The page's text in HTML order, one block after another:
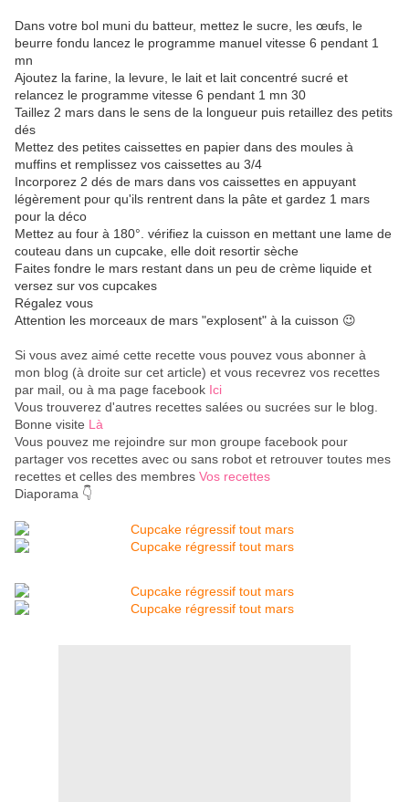
Dans votre bol muni du batteur, mettez le sucre, les œufs, le
beurre fondu lancez le programme manuel vitesse 6 pendant 1
mn
Ajoutez la farine, la levure, le lait et lait concentré sucré et
relancez le programme vitesse 6 pendant 1 mn 30
Taillez 2 mars dans le sens de la longueur puis retaillez des petits
dés
Mettez des petites caissettes en papier dans des moules à
muffins et remplissez vos caissettes au 3/4
Incorporez 2 dés de mars dans vos caissettes en appuyant
légèrement pour qu'ils rentrent dans la pâte et gardez 1 mars
pour la déco
Mettez au four à 180°. vérifiez la cuisson en mettant une lame de
couteau dans un cupcake, elle doit resortir sèche
Faites fondre le mars restant dans un peu de crème liquide et
versez sur vos cupcakes
Régalez vous
Attention les morceaux de mars "explosent" à la cuisson 😉
Si vous avez aimé cette recette vous pouvez vous abonner à
mon blog (à droite sur cet article) et vous recevrez vos recettes
par mail, ou à ma page facebook Ici
Vous trouverez d'autres recettes salées ou sucrées sur le blog.
Bonne visite Là
Vous pouvez me rejoindre sur mon groupe facebook pour
partager vos recettes avec ou sans robot et retrouver toutes mes
recettes et celles des membres Vos recettes
Diaporama 👇